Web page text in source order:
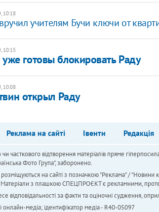
10:18
учителям Бучи ключи от
10:15
готовы блокировать Раду
10:08
открыл Раду
Реклама на сайті Івенти Редакція
чи часткового відтворення матеріалів пряме
Фото Група", заборонено.
розміщуються на сайті з позначкою "Реклама" /
Матеріали з плашкою СПЕЦПРОЄКТ є рекламними, проте
відповідальності за факти та оціночні судження,
онлайн-медіа; ідентифікатор медіа - R40-05097